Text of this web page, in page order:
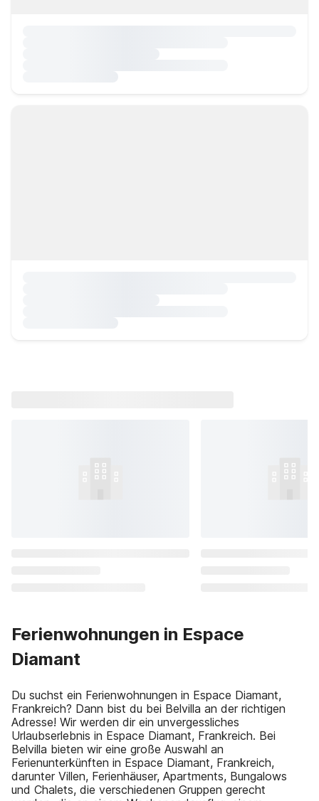
Ferienwohnungen in Espace
Diamant
Du suchst ein Ferienwohnungen in Espace Diamant,
Frankreich? Dann bist du bei Belvilla an der richtigen
Adresse! Wir werden dir ein unvergessliches
Urlaubserlebnis in Espace Diamant, Frankreich. Bei
Belvilla bieten wir eine große Auswahl an
Ferienunterkünften in Espace Diamant, Frankreich,
darunter Villen, Ferienhäuser, Apartments, Bungalows
und Chalets, die verschiedenen Gruppen gerecht